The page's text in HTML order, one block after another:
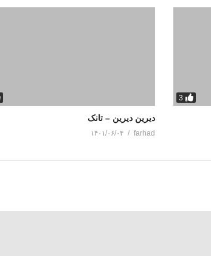
3
دیرین دیرین – تانک
farhad ۱۴۰۱/۰۶/۰۴